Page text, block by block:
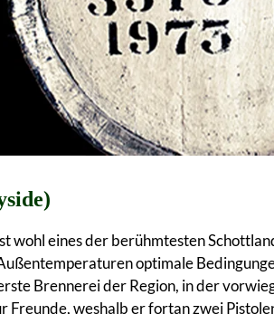
wohl eines der berühmtesten
optimale
Brennerei der Region, in der
Freunde, weshalb er fortan zwei